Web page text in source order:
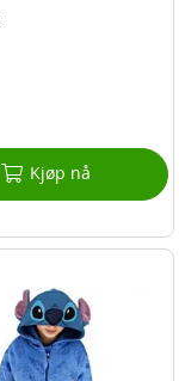
Kjøp nå